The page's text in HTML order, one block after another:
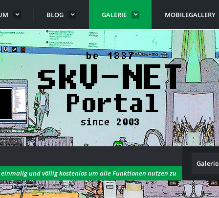
BLOG GALERIE MOBILEGALLERY
Galerie
und völlig kostenlos um alle Funktionen nutzen zu